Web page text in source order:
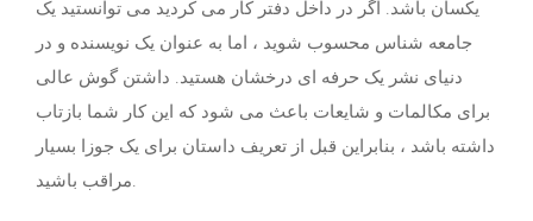
یکسان باشد. اگر در داخل دفتر کار می کردید می توانستید یک
جامعه شناس محسوب شوید ، اما به عنوان یک نویسنده و در
دنیای نشر یک حرفه ای درخشان هستید. داشتن گوش عالی
برای مکالمات و شایعات باعث می شود که این کار شما بازتاب
داشته باشد ، بنابراین قبل از تعریف داستان برای یک جوزا بسیار